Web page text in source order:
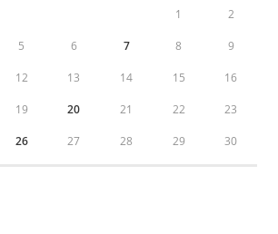
1 2
5 6 7 8 9
12 13 14 15 16
19 20 21 22 23
26 27 28 29 30